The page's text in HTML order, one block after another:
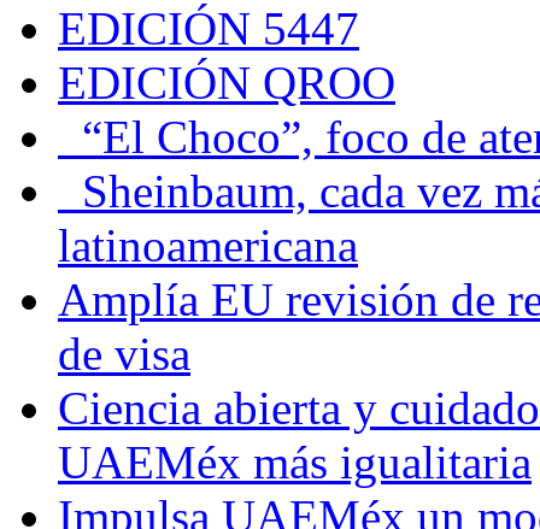
EDICIÓN 5447
EDICIÓN QROO
“El Choco”, foco de
Sheinbaum, cada vez
latinoamericana
Amplía EU revisión de
de visa
Ciencia abierta y
UAEMéx más igualitaria
Impulsa UAEMéx un